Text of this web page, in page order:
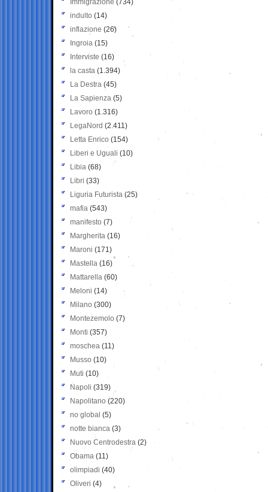
Immigrazione (734)
indulto (14)
inflazione (26)
Ingroia (15)
Interviste (16)
la casta (1.394)
La Destra (45)
La Sapienza (5)
Lavoro (1.316)
LegaNord (2.411)
Letta Enrico (154)
Liberi e Uguali (10)
Libia (68)
Libri (33)
Liguria Futurista (25)
mafia (543)
manifesto (7)
Margherita (16)
Maroni (171)
Mastella (16)
Mattarella (60)
Meloni (14)
Milano (300)
Montezemolo (7)
Monti (357)
moschea (11)
Musso (10)
Muti (10)
Napoli (319)
Napolitano (220)
no global (5)
notte bianca (3)
Nuovo Centrodestra (2)
Obama (11)
olimpiadi (40)
Oliveri (4)